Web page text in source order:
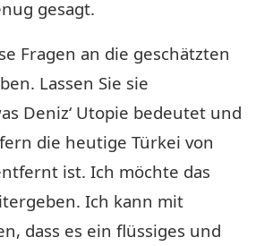
gesagt.
Fragen an die geschätzten
Lassen Sie sie
Deniz‘ Utopie bedeutet und
die heutige Türkei von
ist. Ich möchte das
Ich kann mit
dass es ein flüssiges und